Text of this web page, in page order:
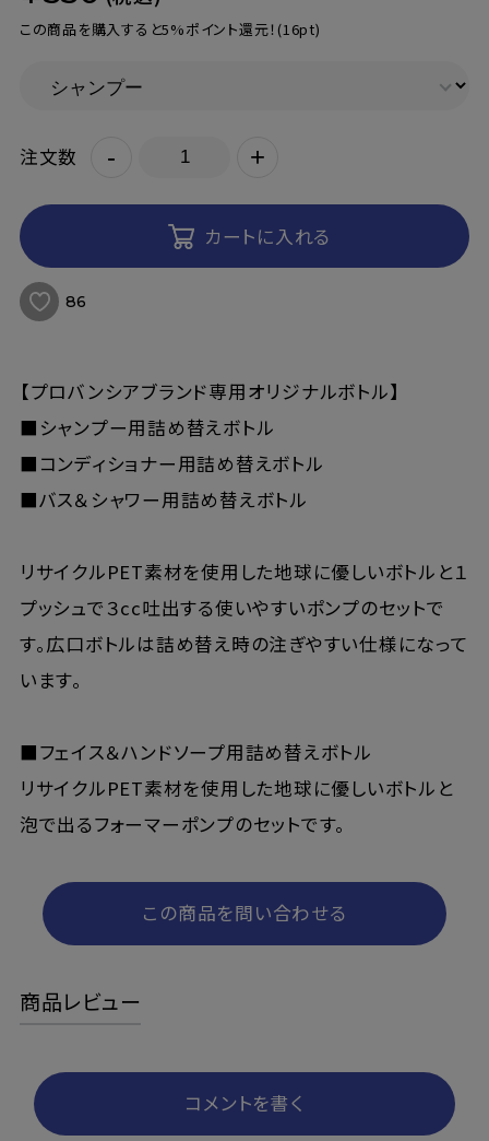
この商品を購入すると5%ポイント還元！ (16pt)
注文数 - +
カートに入れる
86
【プロバンシアブランド専用オリジナルボトル】
■シャンプー用詰め替えボトル
■コンディショナー用詰め替えボトル
■バス＆シャワー用詰め替えボトル
リサイクルPET素材を使用した地球に優しいボトルと１
プッシュで３cc吐出する使いやすいポンプのセットで
す。広口ボトルは詰め替え時の注ぎやすい仕様になって
います。
■フェイス＆ハンドソープ用詰め替えボトル
リサイクルPET素材を使用した地球に優しいボトルと
泡で出るフォーマーポンプのセットです。
この商品を問い合わせる
商品レビュー
コメントを書く